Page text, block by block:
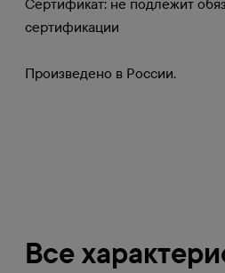
Сертификат: не подлежит
сертификации
Произведено в России.
Все